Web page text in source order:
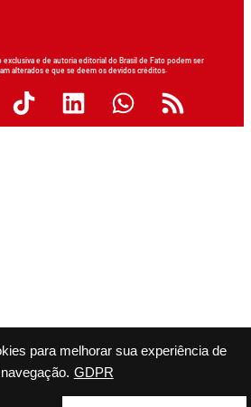
para melhorar sua experiência de
navegação. GDPR
e de autoria editorial do Brasil de Fato podem ser
alterados e que se deem os devidos créditos.